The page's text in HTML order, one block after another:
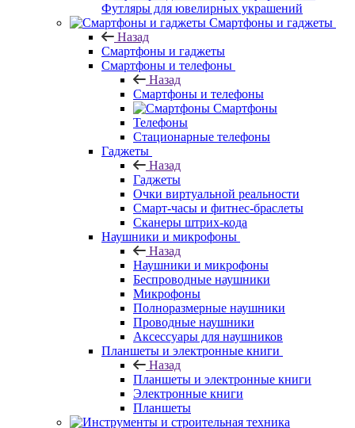
Футляры для ювелирных украшений
Смартфоны и гаджеты
Назад
Смартфоны и гаджеты
Смартфоны и телефоны
Назад
Смартфоны и телефоны
Смартфоны
Телефоны
Стационарные телефоны
Гаджеты
Назад
Гаджеты
Очки виртуальной реальности
Смарт-часы и фитнес-браслеты
Сканеры штрих-кода
Наушники и микрофоны
Назад
Наушники и микрофоны
Беспроводные наушники
Микрофоны
Полноразмерные наушники
Проводные наушники
Аксессуары для наушников
Планшеты и электронные книги
Назад
Планшеты и электронные книги
Электронные книги
Планшеты